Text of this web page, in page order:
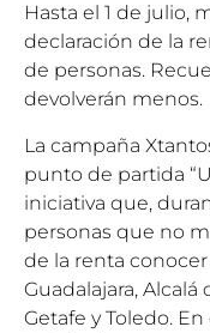
Hasta el 1 de julio,
declaración de la
de personas.
devolverán menos.
La campaña
punto de partida
iniciativa que,
personas que no
de la renta
Guadalajara, Alcalá
Getafe y Toledo.